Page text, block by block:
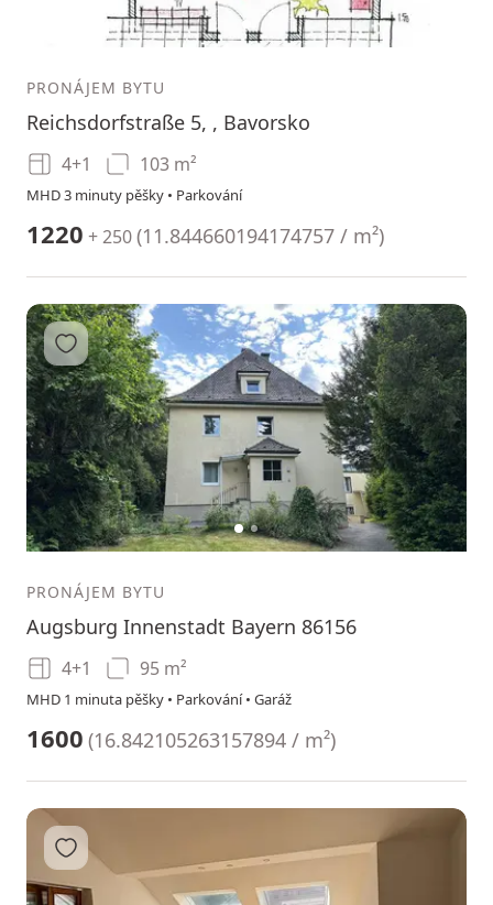
1
PRONÁJEM BYTU
Reichsdorfstraße 5, , Bavorsko
4+1 103 m²
MHD 3 minuty pěšky • Parkování
1220 + 250(11.844660194174757 / m²)
12
Přidat do oblíbených
PRONÁJEM BYTU
Augsburg Innenstadt Bayern 86156
4+1 95 m²
MHD 1 minuta pěšky • Parkování • Garáž
1600 (16.842105263157894 / m²)
Přidat do oblíbených